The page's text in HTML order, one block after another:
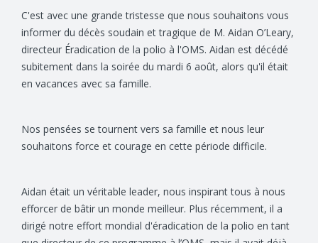
C'est avec une grande tristesse que nous souhaitons vous
informer du décès soudain et tragique de M. Aidan O’Leary,
directeur Éradication de la polio à l'OMS. Aidan est décédé
subitement dans la soirée du mardi 6 août, alors qu'il était
en vacances avec sa famille.
Nos pensées se tournent vers sa famille et nous leur
souhaitons force et courage en cette période difficile.
Aidan était un véritable leader, nous inspirant tous à nous
efforcer de bâtir un monde meilleur. Plus récemment, il a
dirigé notre effort mondial d'éradication de la polio en tant